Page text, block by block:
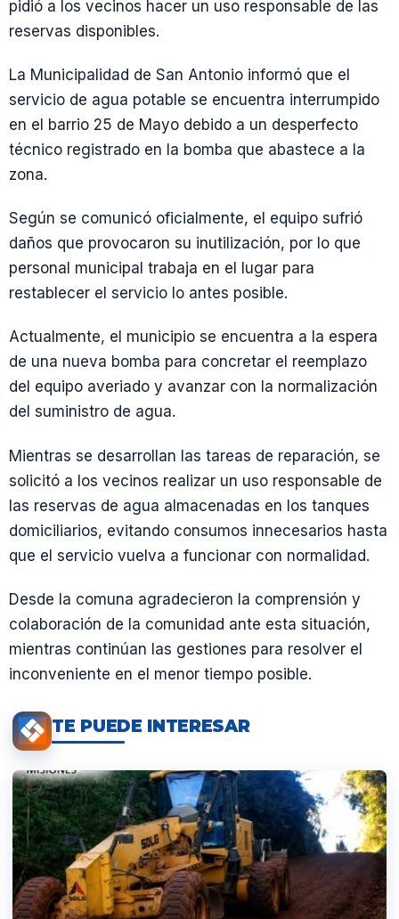
pidió a los vecinos hacer un uso responsable de las
reservas disponibles.
La Municipalidad de San Antonio informó que el
servicio de agua potable se encuentra interrumpido
en el barrio 25 de Mayo debido a un desperfecto
técnico registrado en la bomba que abastece a la
zona.
Según se comunicó oficialmente, el equipo sufrió
daños que provocaron su inutilización, por lo que
personal municipal trabaja en el lugar para
restablecer el servicio lo antes posible.
Actualmente, el municipio se encuentra a la espera
de una nueva bomba para concretar el reemplazo
del equipo averiado y avanzar con la normalización
del suministro de agua.
Mientras se desarrollan las tareas de reparación, se
solicitó a los vecinos realizar un uso responsable de
las reservas de agua almacenadas en los tanques
domiciliarios, evitando consumos innecesarios hasta
que el servicio vuelva a funcionar con normalidad.
Desde la comuna agradecieron la comprensión y
colaboración de la comunidad ante esta situación,
mientras continúan las gestiones para resolver el
inconveniente en el menor tiempo posible.
TE PUEDE INTERESAR